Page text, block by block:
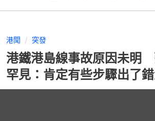
港聞 突發
港鐵港島線事故原因未明
罕見：肯定有些步驟出了